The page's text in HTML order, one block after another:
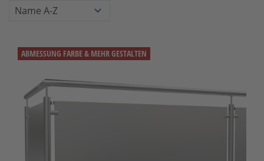
ABMESSUNG FARBE & MEHR GESTALTEN